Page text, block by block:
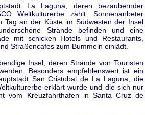
La Laguna, deren bezaubernder
Weltkulturerbe zählt. Sonnenanbeter
Tag an der Küste im Südwesten der Insel
Strände befinden und eine
mit schicken Hotels und Restaurants,
Straßencafes zum Bummeln einlädt.
Insel, deren Strände von Touristen
Besonders empfehlenswert ist ein
San Cristobal de La Laguna, die
erklärt wurde und die sich nur
vom Kreuzfahrthafen in Santa Cruz de